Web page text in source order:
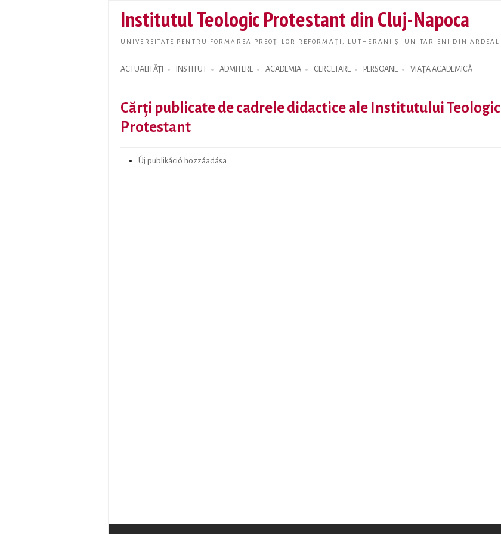
main
content
Institutul Teologic Protestant din Cluj-Napoca
UNIVERSITATE PENTRU FORMAREA PREOȚILOR REFORMAȚI, LUTHERANI ȘI UNITARIENI DIN ARDEAL
ACTUALITĂȚI INSTITUT ADMITERE ACADEMIA CERCETARE PERSOANE VIAȚA ACADEMICĂ
Search form
Cărți publicate de cadrele didactice ale Institutului Teologic
Protestant
Új publikáció hozzáadása